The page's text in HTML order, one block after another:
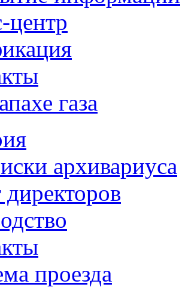
центр
газа
архивариуса
проезда